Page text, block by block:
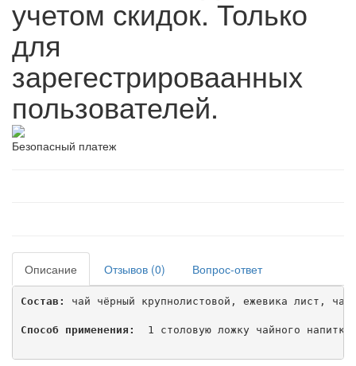
учетом скидок. Только
для
зарегестрироваанных
пользователей.
Безопасный платеж
Описание Отзывов (0) Вопрос-ответ
Состав: чай чёрный крупнолистовой, ежевика лист,
Способ применения:
1 столовую ложку чайного